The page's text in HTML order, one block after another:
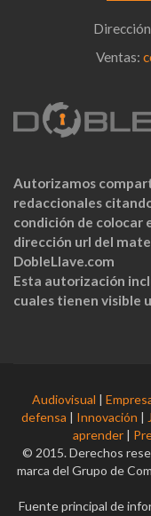
Ventas:
Autorizamos
redaccionales
condición de colocar
dirección url del
DobleLlave.com
Esta autorización
cuales tienen visible
Audiovisual |
defensa | Innovación |
aprender |
© 2015. Derechos
marca del Grupo de
Fuente principal de